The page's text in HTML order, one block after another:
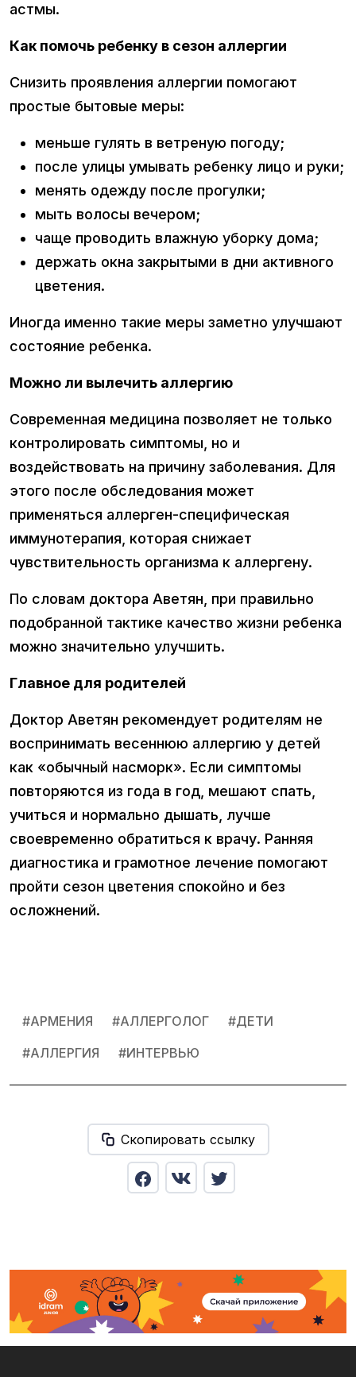
астмы.
Как помочь ребенку в сезон аллергии
Снизить проявления аллергии помогают
простые бытовые меры:
меньше гулять в ветреную погоду;
после улицы умывать ребенку лицо и руки;
менять одежду после прогулки;
мыть волосы вечером;
чаще проводить влажную уборку дома;
держать окна закрытыми в дни активного
цветения.
Иногда именно такие меры заметно улучшают
состояние ребенка.
Можно ли вылечить аллергию
Современная медицина позволяет не только
контролировать симптомы, но и
воздействовать на причину заболевания. Для
этого после обследования может
применяться аллерген-специфическая
иммунотерапия, которая снижает
чувствительность организма к аллергену.
По словам доктора Аветян, при правильно
подобранной тактике качество жизни ребенка
можно значительно улучшить.
Главное для родителей
Доктор Аветян рекомендует родителям не
воспринимать весеннюю аллергию у детей
как «обычный насморк». Если симптомы
повторяются из года в год, мешают спать,
учиться и нормально дышать, лучше
своевременно обратиться к врачу. Ранняя
диагностика и грамотное лечение помогают
пройти сезон цветения спокойно и без
осложнений.
#АРМЕНИЯ #АЛЛЕРГОЛОГ #ДЕТИ
#АЛЛЕРГИЯ #ИНТЕРВЬЮ
Скопировать ссылку